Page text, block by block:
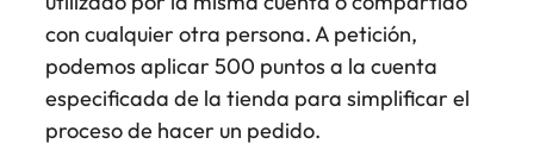
con cualquier otra persona. A petición,
podemos aplicar 500 puntos a la cuenta
especificada de la tienda para simplificar el
proceso de hacer un pedido.